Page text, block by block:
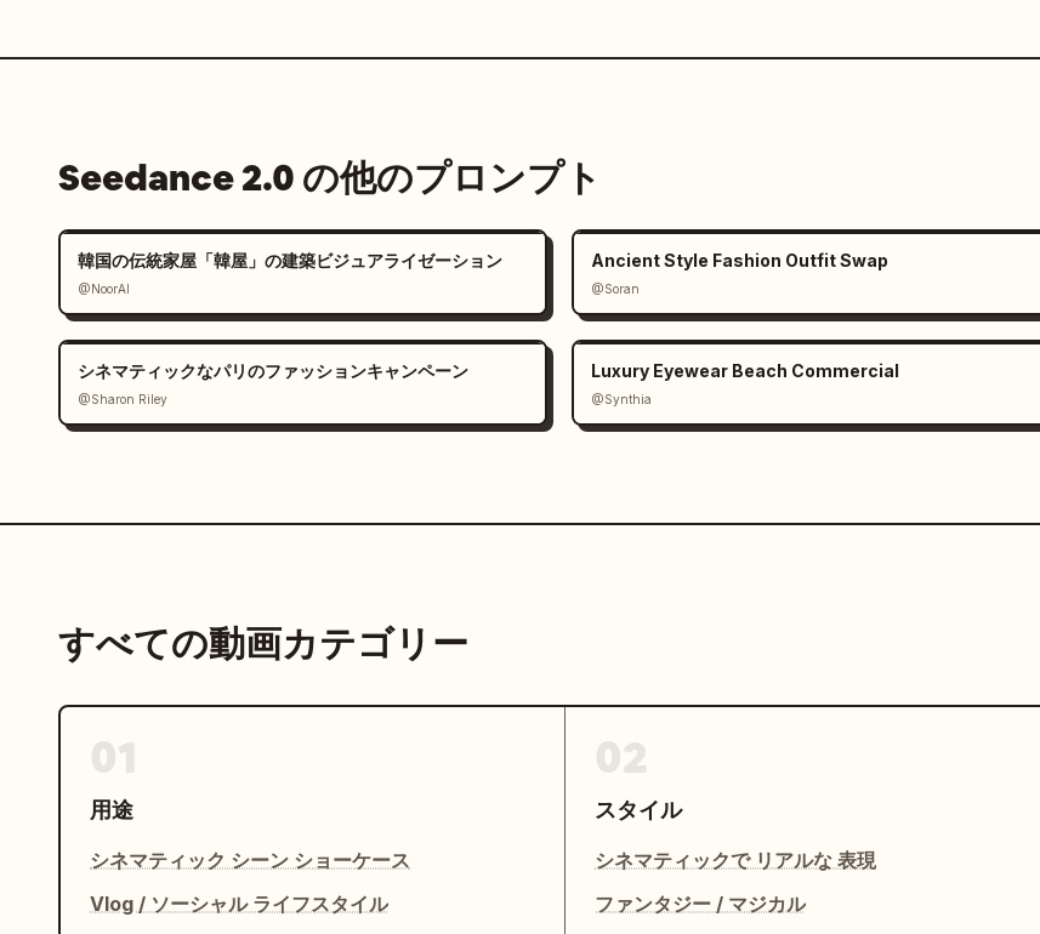
Seedance 2.0 の他のプロンプト
韓国の伝統家屋「韓屋」の建築ビジュアライゼーション
@NoorAI
Ancient Style Fashion Outfit Swap
@Soran
シネマティックなパリのファッションキャンペーン
@Sharon Riley
Luxury Eyewear Beach Commercial
@Synthia
すべての動画カテゴリー
用途
シネマティック シーン ショーケース
Vlog / ソーシャル ライフスタイル
スタイル
シネマティックで リアルな 表現
ファンタジー / マジカル